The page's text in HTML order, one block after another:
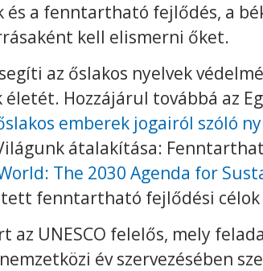
és a fenntartható fejlődés, a
kell elismerni őket.
az őslakos nyelvek
Hozzájárul továbbá az
emberek jogairól szóló
átalakítása:
The 2030 Agenda for
fenntartható fejlődési célok
az UNESCO felelős, mely
év szervezésében